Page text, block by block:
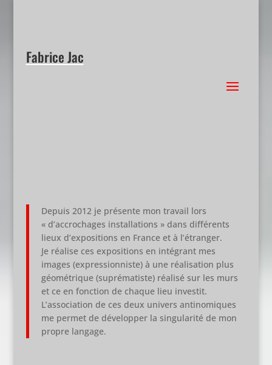
Fabrice Jac
Depuis 2012 je présente mon travail lors
« d’accrochages installations » dans différents
lieux d’expositions en France et à l’étranger.
Je réalise ces expositions en intégrant mes
images (expressionniste) à une réalisation plus
géométrique (suprématiste) réalisé sur les murs
et ce en fonction de chaque lieu investit.
L’association de ces deux univers antinomiques
me permet de développer la singularité de mon
propre langage.